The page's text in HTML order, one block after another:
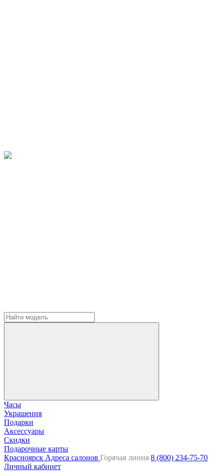
Часы
Украшения
Подарки
Аксессуары
Скидки
Подарочные карты
Красноярск Адреса салонов Горячая линия 8 (800) 234-75-70
Личный кабинет